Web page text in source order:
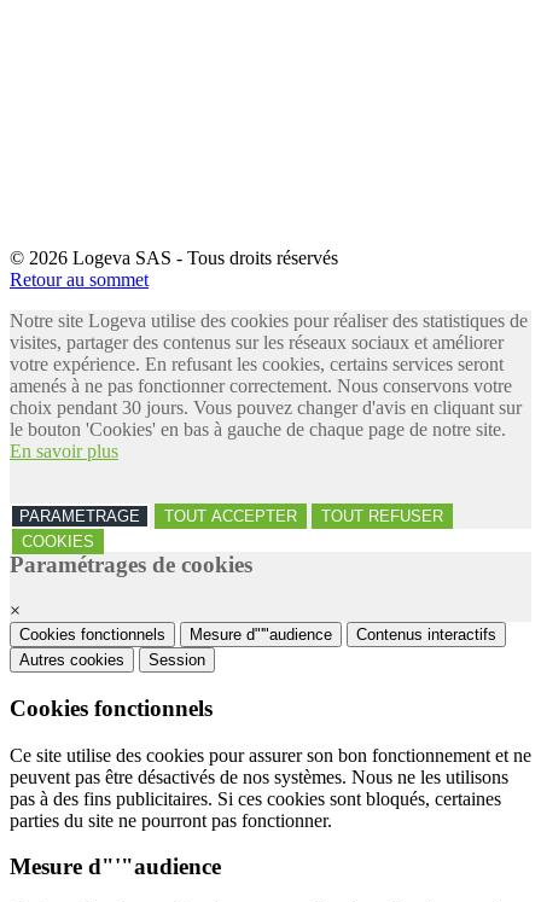
© 2026 Logeva SAS - Tous droits réservés
Retour au sommet
Notre site Logeva utilise des cookies pour réaliser des statistiques de
visites, partager des contenus sur les réseaux sociaux et améliorer
votre expérience. En refusant les cookies, certains services seront
amenés à ne pas fonctionner correctement. Nous conservons votre
choix pendant 30 jours. Vous pouvez changer d'avis en cliquant sur
le bouton 'Cookies' en bas à gauche de chaque page de notre site.
En savoir plus
PARAMETRAGE TOUT ACCEPTER
TOUT REFUSER
COOKIES
Paramétrages de cookies
×
Cookies fonctionnels Mesure d"'"audience
Contenus interactifs
Autres cookies
Session
Cookies fonctionnels
Ce site utilise des cookies pour assurer son bon fonctionnement et ne
peuvent pas être désactivés de nos systèmes. Nous ne les utilisons
pas à des fins publicitaires. Si ces cookies sont bloqués, certaines
parties du site ne pourront pas fonctionner.
Mesure d"'"audience